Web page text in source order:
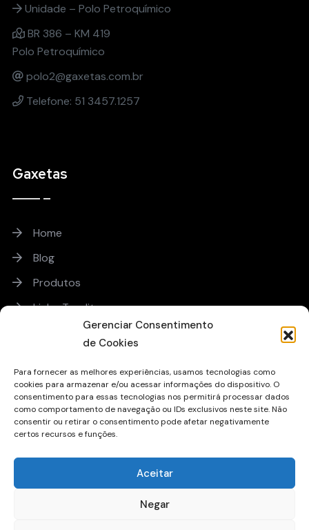
Gerenciar Consentimento
de Cookies
Para fornecer as melhores experiências, usamos tecnologias como
cookies para armazenar e/ou acessar informações do dispositivo. O
consentimento para essas tecnologias nos permitirá processar dados
como comportamento de navegação ou IDs exclusivos neste site. Não
consentir ou retirar o consentimento pode afetar negativamente
certos recursos e funções.
Aceitar
Negar
Unidade – Polo Petroquímico
BR 386 – KM 419
Polo Petroquímico
polo2@gaxetas.com.br
Telefone: 51 3457.1257
Gaxetas
Home
Blog
Produtos
Linha Teadit
Orçamento
Sobre
Trabalhe Conosco
Sugestões ou Reclamações
Política de Uso de Cookies
Política de Privacidade